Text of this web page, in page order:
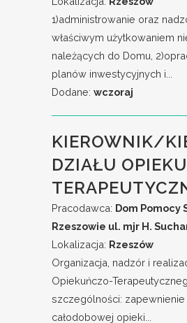
1)administrowanie oraz
właściwym użytkowaniem
należących do Domu,
planów inwestycyjnych i...
Dodane: wczoraj
KIEROWNIK/
DZIAŁU
Pracodawca: Dom Pomocy
Rzeszowie ul. mjr H.
Lokalizacja: Rzeszów
Organizacja, nadzór i
Opiekuńczo-
szczególności:
całodobowej opieki...